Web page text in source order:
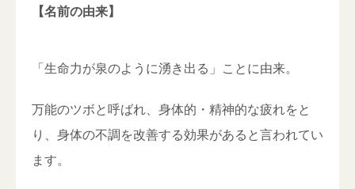
【名前の由来】
「生命力が泉のように湧き出る」ことに由来。
万能のツボと呼ばれ、身体的・精神的な疲れをと
り、身体の不調を改善する効果があると言われてい
ます。